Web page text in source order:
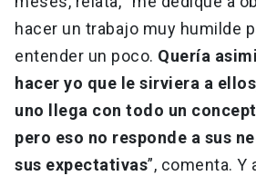
hacer un trabajo muy humilde
entender un poco. Quería
hacer yo que le sirviera a
uno llega con todo un
pero eso no responde a sus
sus expectativas”, comenta. Y